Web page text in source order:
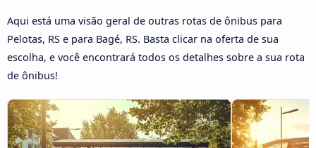
Aqui está uma visão geral de outras rotas de ônibus para
Pelotas, RS e para Bagé, RS. Basta clicar na oferta de sua
escolha, e você encontrará todos os detalhes sobre a sua rota
de ônibus!